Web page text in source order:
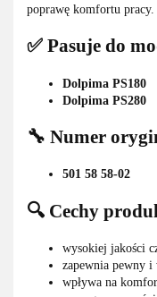
poprawę komfortu pracy.
✅ Pasuje do
Dolpima PS180
Dolpima PS280
🔧 Numer
501 58 58-02
🔍 Cechy
wysokiej jakości
zapewnia pewny
wpływa na